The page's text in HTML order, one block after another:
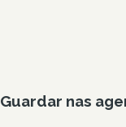
Guardar nas